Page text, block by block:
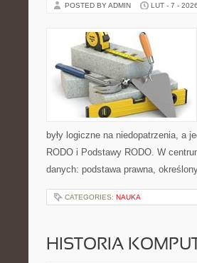
POSTED BY ADMIN LUT - 7 - 2026
były logiczne na niedopatrzenia, a
RODO i Podstawy RODO. W
danych: podstawa prawna,
CATEGORIES: NAUKA
HISTORIA